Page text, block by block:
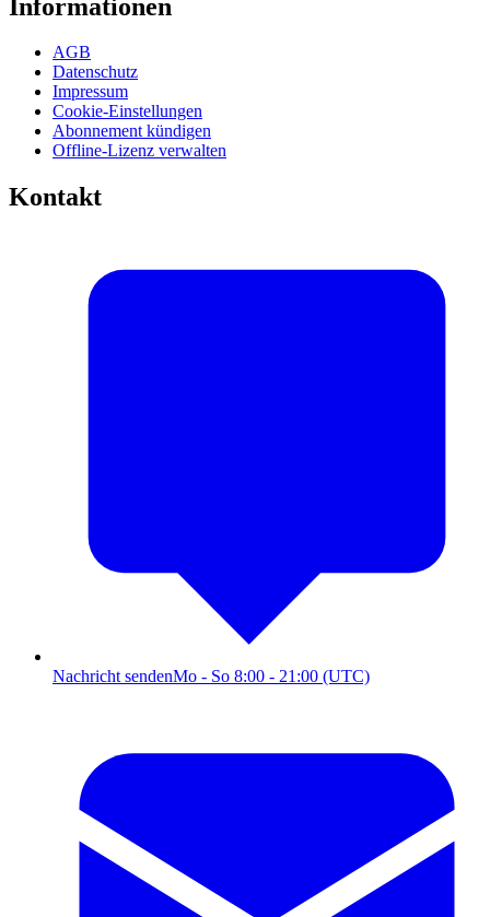
Informationen
AGB
Datenschutz
Impressum
Cookie-Einstellungen
Abonnement kündigen
Offline-Lizenz verwalten
Kontakt
Nachricht sendenMo - So 8:00 - 21:00 (UTC)